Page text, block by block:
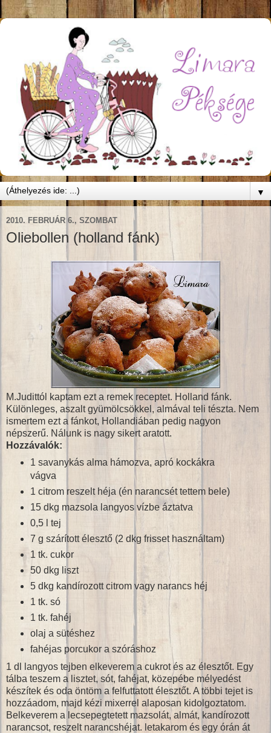
▼
2010. FEBRUÁR 6., SZOMBAT
Oliebollen (holland fánk)
M.Judittól kaptam ezt a remek receptet. Holland fánk.
Különleges, aszalt gyümölcsökkel, almával teli tészta. Nem
ismertem ezt a fánkot, Hollandiában pedig nagyon
népszerű. Nálunk is nagy sikert aratott.
Hozzávalók:
1 savanykás alma hámozva, apró kockákra
vágva
1 citrom reszelt héja (én narancsét tettem bele)
15 dkg mazsola langyos vízbe áztatva
0,5 l tej
7 g szárított élesztő (2 dkg frisset használtam)
1 tk. cukor
50 dkg liszt
5 dkg kandírozott citrom vagy narancs héj
1 tk. só
1 tk. fahéj
olaj a sütéshez
fahéjas porcukor a szóráshoz
1 dl langyos tejben elkeverem a cukrot és az élesztőt. Egy
tálba teszem a lisztet, sót, fahéjat, közepébe mélyedést
készítek és oda öntöm a felfuttatott élesztőt. A többi tejet is
hozzáadom, majd kézi mixerrel alaposan kidolgoztatom.
Belkeverem a lecsepegtetett mazsolát, almát, kandírozott
narancsot, reszelt narancshéjat. letakarom és egy órán át